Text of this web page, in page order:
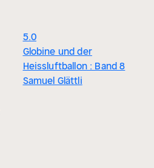
5.0
Globine und der
Heissluftballon : Band 8
Samuel Glättli